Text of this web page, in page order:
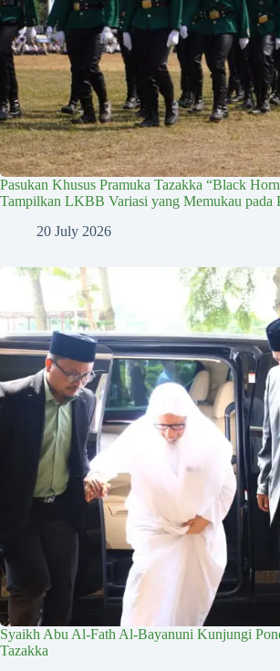
Pasukan Khusus Pramuka Tazakka “Black
Tampilkan LKBB Variasi yang Memukau pada
20 July 2026
Syaikh Abu Al-Fath Al-Bayanuni Kunjungi
Tazakka